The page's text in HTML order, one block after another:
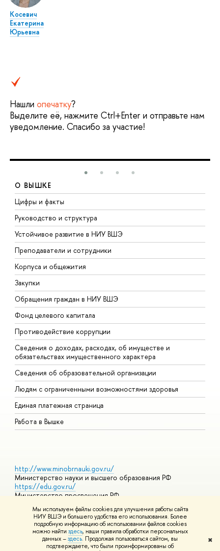
Мы используем файлы cookies для улучшения работы сайта
НИУ ВШЭ и большего удобства его использования. Более
подробную информацию об использовании файлов cookies
можно найти здесь, наши правила обработки персональных
данных –здесь. Продолжая пользоваться сайтом, вы
подтверждаете, что были проинформированы об
✖
Косевич
Екатерина
Юрьевна
Нашли опечатку?
Выделите её, нажмите Ctrl+Enter и отправьте нам
уведомление. Спасибо за участие!
О ВЫШКЕ
Цифры и факты
Руководство и структура
Устойчивое развитие в НИУ ВШЭ
Преподаватели и сотрудники
Корпуса и общежития
Закупки
Обращения граждан в НИУ ВШЭ
Фонд целевого капитала
Противодействие коррупции
Сведения о доходах, расходах, об имуществе и
обязательствах имущественного характера
Сведения об образовательной организации
Людям с ограниченными возможностями здоровья
Единая платежная страница
Работа в Вышке
http://www.minobrnauki.gov.ru/
Министерство науки и высшего образования РФ
https://edu.gov.ru/
Министерство просвещения РФ
Массовые открытые онлайн-курсы
© НИУ ВШЭ 1993–2026 Адреса и контактыУсловия